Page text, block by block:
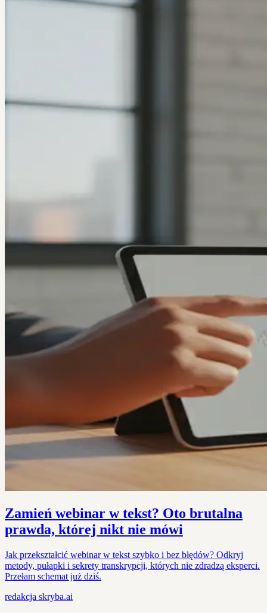
Zamień webinar w tekst? Oto brutalna
prawda, której nikt nie mówi
Jak przekształcić webinar w tekst szybko i bez błędów? Odkryj
metody, pułapki i sekrety transkrypcji, których nie zdradzą eksperci.
Przełam schemat już dziś.
redakcja skryba.ai